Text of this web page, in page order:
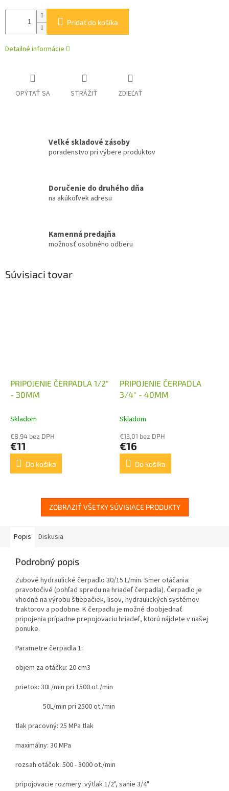
Pridať do košíka
Detailné informácie
OPÝTAŤ SA STRÁŽIŤ ZDIEĽAŤ
Veľké skladové zásoby
poradenstvo pri výbere produktov
Doručenie do druhého dňa
na akúkoľvek adresu
Kamenná predajňa
možnosť osobného odberu
Súvisiaci tovar
PRIPOJENIE ČERPADLA 1/2"
- 30MM
Skladom
€8,94 bez DPH
€11
Do košíka
PRIPOJENIE ČERPADLA
3/4" - 40MM
Skladom
€13,01 bez DPH
€16
Do košíka
ZOBRAZIŤ VŠETKY SÚVISIACE PRODUKTY
Popis Diskusia
Podrobný popis
Zubové hydraulické čerpadlo 30/15 L/min. Smer otáčania:
pravotočivé (pohľad spredu na hriadeľ čerpadla). Čerpadlo je
vhodné na výrobu štiepačiek, lisov, hydraulických systémov
traktorov a podobne. K čerpadlu je možné doobjednať
pripojenia prípadne prepojovaciu hriadeľ, ktorú nájdete v našej
ponuke.
Parametre čerpadla 1:
objem za otáčku: 20 cm3
prietok: 30L/min pri 1500 ot./min
50L/min pri 2500 ot./min
tlak pracovný: 25 MPa tlak
maximálny: 30 MPa
rozsah otáčok: 500 - 3000 ot./min
pripojovacie rozmery: výtlak 1/2", sanie 3/4"